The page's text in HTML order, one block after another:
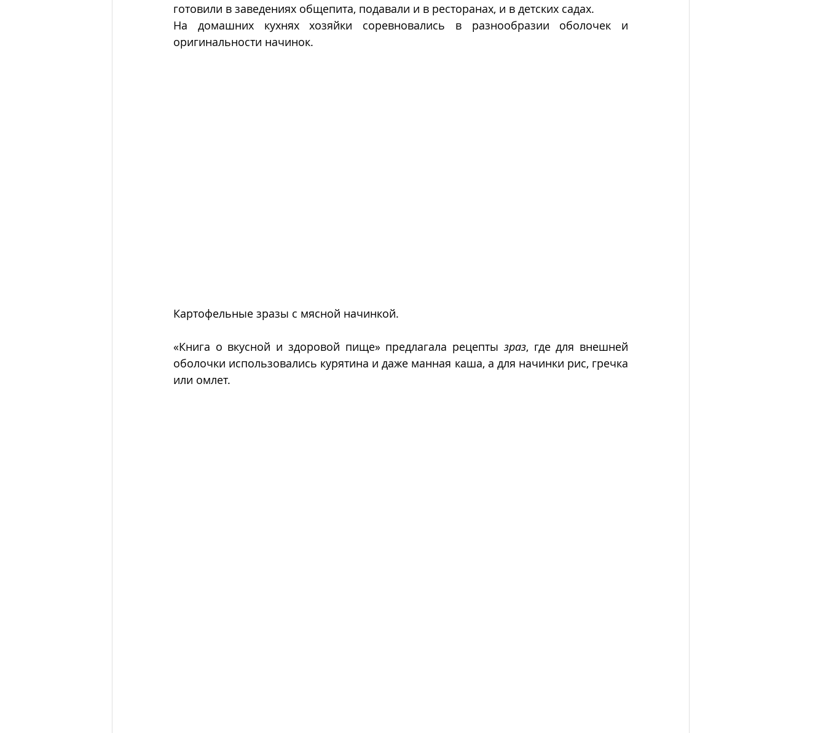
готовили в заведениях общепита, подавали и в ресторанах, и в детских садах.
На домашних кухнях хозяйки соревновались в разнообразии оболочек и
оригинальности начинок.
Картофельные зразы с мясной начинкой.
«Книга о вкусной и здоровой пище» предлагала рецепты зраз, где для внешней
оболочки использовались курятина и даже манная каша, а для начинки рис, гречка
или омлет.